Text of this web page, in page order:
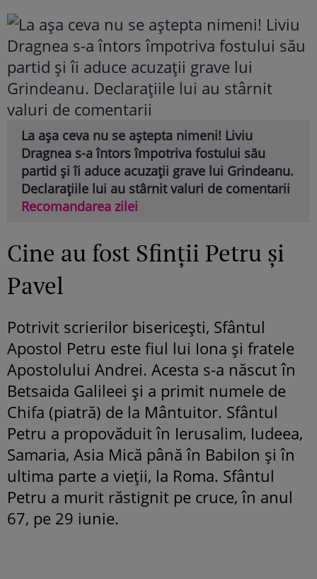
La așa ceva nu se aștepta nimeni! Liviu
Dragnea s-a întors împotriva fostului său
partid și îi aduce acuzații grave lui Grindeanu.
Declarațiile lui au stârnit valuri de comentarii
Recomandarea zilei
Cine au fost Sfinții Petru și
Pavel
Potrivit scrierilor bisericești, Sfântul
Apostol Petru este fiul lui Iona și fratele
Apostolului Andrei. Acesta s-a născut în
Betsaida Galileei și a primit numele de
Chifa (piatră) de la Mântuitor. Sfântul
Petru a propovăduit în Ierusalim, Iudeea,
Samaria, Asia Mică până în Babilon și în
ultima parte a vieții, la Roma. Sfântul
Petru a murit răstignit pe cruce, în anul
67, pe 29 iunie.